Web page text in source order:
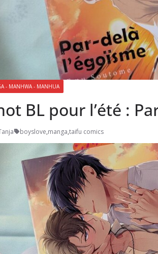
- MANHWA - MANHUA
BL pour l’été :
boyslove,manga,taifu comics